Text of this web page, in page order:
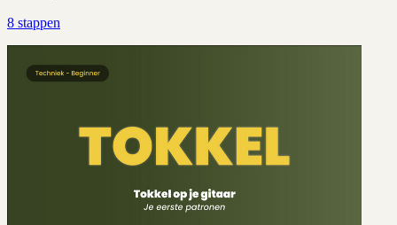
8 stappen